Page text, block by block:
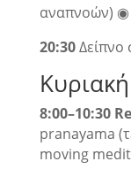
αναπνοών)
20:30Δείπνο
Κυριακή
8:00–10:30
pranayama
moving